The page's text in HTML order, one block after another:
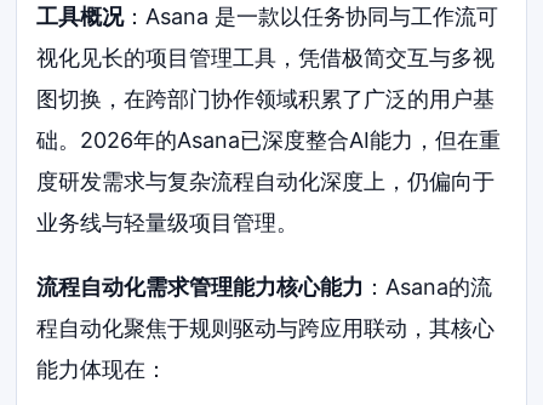
工具概况：Asana 是一款以任务协同与工作流可
视化见长的项目管理工具，凭借极简交互与多视
图切换，在跨部门协作领域积累了广泛的用户基
础。2026年的Asana已深度整合AI能力，但在重
度研发需求与复杂流程自动化深度上，仍偏向于
业务线与轻量级项目管理。
流程自动化需求管理能力核心能力 ：Asana的流
程自动化聚焦于规则驱动与跨应用联动，其核心
能力体现在：